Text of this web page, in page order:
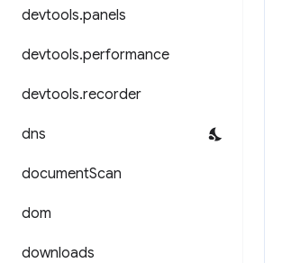
devtools.panels
devtools.performance
devtools.recorder
dns
documentScan
dom
downloads